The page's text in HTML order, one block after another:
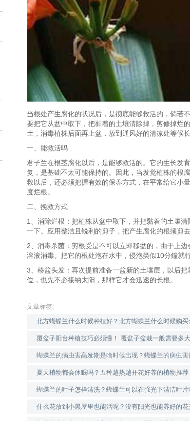
当根处产生腐化的状况后，是彻底能够救活的，倘若
要把它从盆中取下，把黏着的土壤清除掉，剪修掉烂
土，消毒植株后面再上盆，放到通风好的清凉处等候长
一、能救活吗
君子兰在根茎腐化以后，是能够救活的。它的生长发
复，是基础不太可能保持的。因此，当发觉植株的根
救以后，还必须把握有效的保养方式，在平常给它小
度烂根。
二、挽救方式
1、消除烂根：把植株从盆中取下，并把黏着的土壤
一下。应用整洁且锐利的剪子，把产生腐化的根须剪
2、消毒杀菌：剪根受是不可以立即移盆的，由于上
溶液消毒。把它的根处泡在水中，侵泡类似10分鐘就
3、移盆头发：再次提前准备一盆新的土壤层，以后
位，也先不必接纳太阳，那样它才会迅速的长根。
文章标签:
北方蝴蝶兰什么时候种植好？北方蝴蝶兰什么时候购买
覆盆子阳台种植技巧必须懂！ 覆盆子盆栽一般需要多
蝴蝶兰的病虫害高发期是啥时候出现？蝴蝶兰的病虫害
夏天植物都会休眠吗？五种越热越开花好养的植物推荐
蝴蝶兰的叶子怎样清洗？蝴蝶兰可以在强光下清洁叶片
什么花放到小黑屋里也能活呢？没有阳光也能养好的花